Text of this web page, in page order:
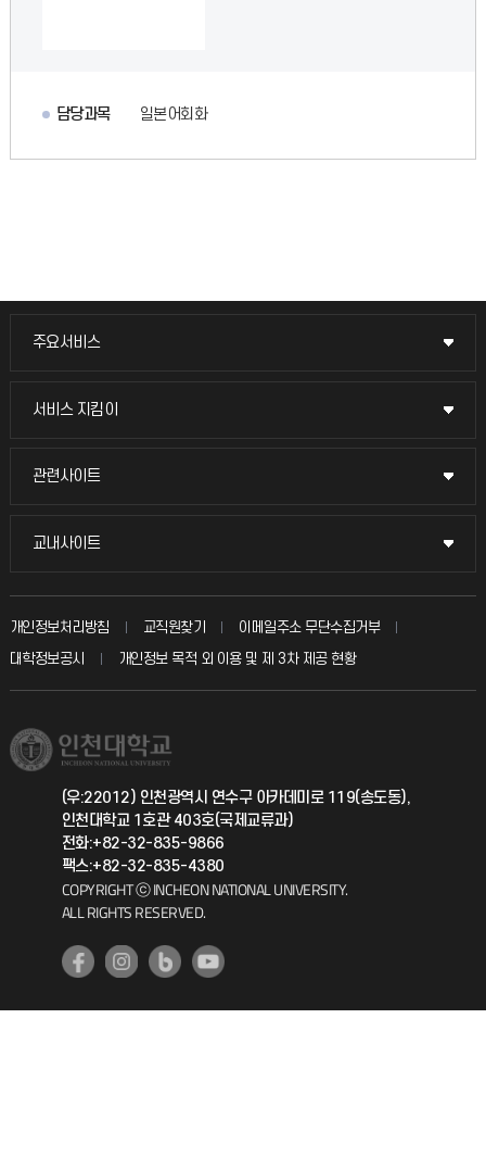
담당과목 일본어회화
주요서비스
주요서비스
교무회의방송
입학안내
취업정보(학생)
서비스 지킴이
서비스 지킴이
묻고 답하기
칭찬마당
학생서비스 지킴이
관련사이트
관련사이트
국방헬프콜
총동문회
교내사이트
교내사이트
교수회
교육혁신본부
국제지원과
공자아카데미
기초교육원
개인정보처리방침 교직원찾기
이메일주소 무단수집거부
대학정보공시
개인정보 목적 외 이용 및 제 3차 제공 현황
(우:22012) 인천광역시 연수구 아카데미로 119(송도동),
인천대학교 1호관 403호(국제교류과)
전화:+82-32-835-9866
팩스:+82-32-835-4380
COPYRIGHT ⓒ INCHEON NATIONAL UNIVERSITY.
ALL RIGHTS RESERVED.